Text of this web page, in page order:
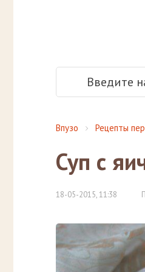
Впузо Рецепты
Суп с
18-05-2015, 11:38